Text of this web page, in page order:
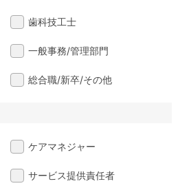
歯科技工士
一般事務/管理部門
総合職/新卒/その他
ケアマネジャー
サービス提供責任者